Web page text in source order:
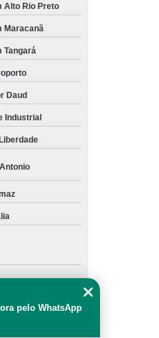
Alto Rio Preto
Maracanã
Tangará
Daud
Industrial
–
pelo WhatsApp